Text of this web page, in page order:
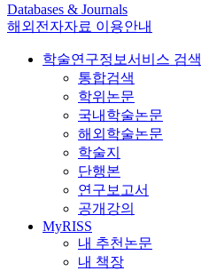
Databases & Journals
해외전자자료 이용안내
학술연구정보서비스 검색
통합검색
학위논문
국내학술논문
해외학술논문
학술지
단행본
연구보고서
공개강의
MyRISS
내 추천논문
내 책장